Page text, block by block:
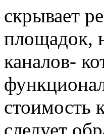
скрывает
площадок,
каналов-
стоимость